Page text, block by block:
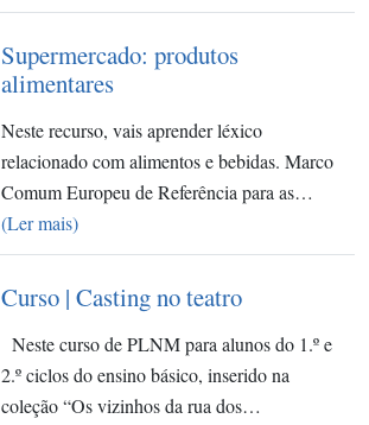
Supermercado: produtos
alimentares
Neste recurso, vais aprender léxico
relacionado com alimentos e bebidas. Marco
Comum Europeu de Referência para as…
(Ler mais)
Curso | Casting no teatro
Neste curso de PLNM para alunos do 1.º e
2.º ciclos do ensino básico, inserido na
coleção “Os vizinhos da rua dos…